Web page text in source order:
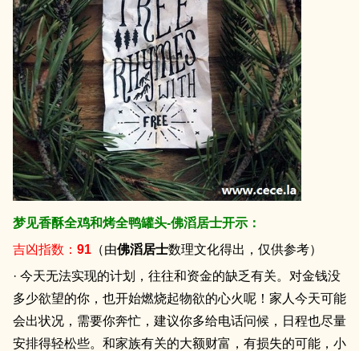
梦见香酥全鸡和烤全鸭罐头-佛滔居士开示：
吉凶指数： 91 （由佛滔居士数理文化得出，仅供参考）
· 今天无法实现的计划，往往和资金的缺乏有关。对金钱没
多少欲望的你，也开始燃烧起物欲的心火呢！家人今天可能
会出状况，需要你奔忙，建议你多给电话问候，日程也尽量
安排得轻松些。和家族有关的大额财富，有损失的可能，小